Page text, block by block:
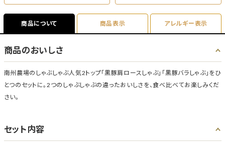
商品について 商品表示 アレルギー表示
商品のおいしさ
南州農場のしゃぶしゃぶ人気2トップ「黒豚肩ロースしゃぶ」「黒豚バラしゃぶ」をひ
とつのセットに。2つのしゃぶしゃぶの違ったおいしさを、食べ比べてお楽しみくだ
さい。
セット内容